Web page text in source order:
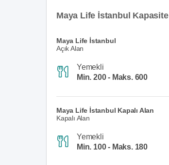
Maya Life İstanbul Kapasite
Maya Life İstanbul
Açık Alan
Yemekli
Min. 200 - Maks. 600
Maya Life İstanbul Kapalı Alan
Kapalı Alan
Yemekli
Min. 100 - Maks. 180